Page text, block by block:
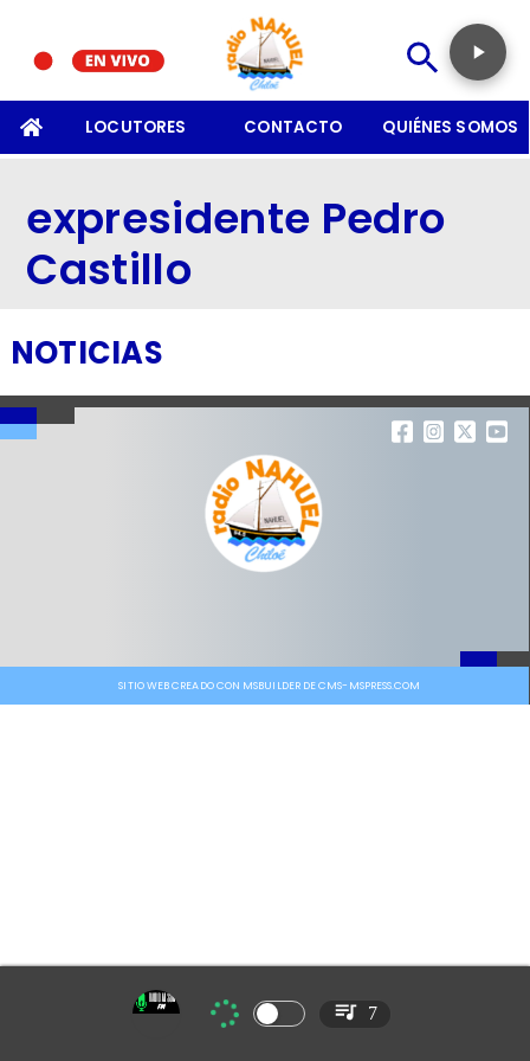
LOCUTORES CONTACTO QUIÉNES SOMOS
expresidente Pedro
Castillo
NOTICIAS
SITIO WEB CREADO CON MSBUILDER DE CMS-MSPRESS.COM
7